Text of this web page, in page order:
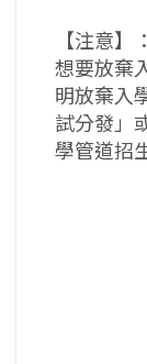
【注意
想要放棄
明放棄入
試分發」
學管道招